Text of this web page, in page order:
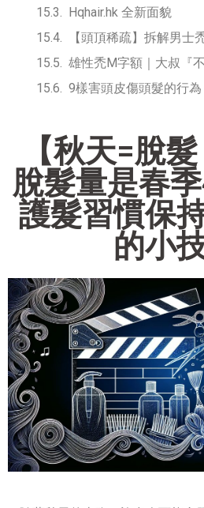
Hqhair.hk 全新面貌
【頭頂稀疏】拆解男士
雄性禿M字額｜大叔『
9樣害頭皮傷頭髮的行為
【秋天=脫
脫髮量是春
護髮習慣保
的小